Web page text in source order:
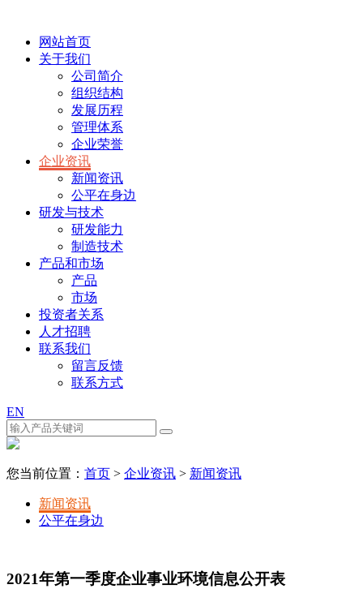
网站首页
关于我们
公司简介
组织结构
发展历程
管理体系
企业荣誉
企业资讯
新闻资讯
公平在身边
研发与技术
研发能力
制造技术
产品和市场
产品
市场
投资者关系
人才招聘
联系我们
留言反馈
联系方式
EN
您当前位置： 首页 > 企业资讯 > 新闻资讯
新闻资讯
公平在身边
2021年第一季度企业事业环境信息公开表